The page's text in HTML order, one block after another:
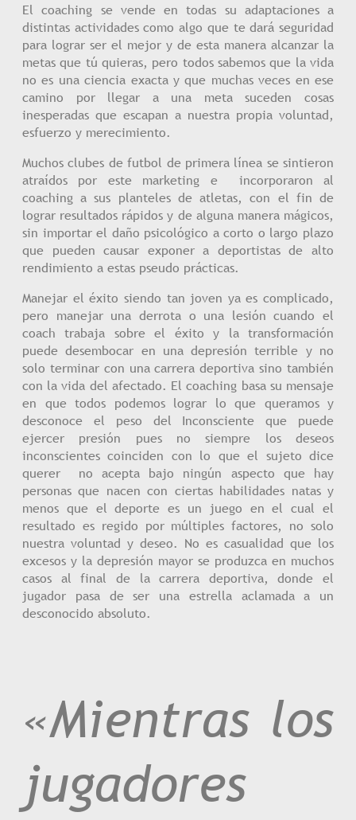
El coaching se vende en todas su adaptaciones a
distintas actividades como algo que te dará seguridad
para lograr ser el mejor y de esta manera alcanzar la
metas que tú quieras, pero todos sabemos que la vida
no es una ciencia exacta y que muchas veces en ese
camino por llegar a una meta suceden cosas
inesperadas que escapan a nuestra propia voluntad,
esfuerzo y merecimiento.
Muchos clubes de futbol de primera línea se sintieron
atraídos por este marketing e incorporaron al
coaching a sus planteles de atletas, con el fin de
lograr resultados rápidos y de alguna manera mágicos,
sin importar el daño psicológico a corto o largo plazo
que pueden causar exponer a deportistas de alto
rendimiento a estas pseudo prácticas.
Manejar el éxito siendo tan joven ya es complicado,
pero manejar una derrota o una lesión cuando el
coach trabaja sobre el éxito y la transformación
puede desembocar en una depresión terrible y no
solo terminar con una carrera deportiva sino también
con la vida del afectado. El coaching basa su mensaje
en que todos podemos lograr lo que queramos y
desconoce el peso del Inconsciente que puede
ejercer presión pues no siempre los deseos
inconscientes coinciden con lo que el sujeto dice
querer no acepta bajo ningún aspecto que hay
personas que nacen con ciertas habilidades natas y
menos que el deporte es un juego en el cual el
resultado es regido por múltiples factores, no solo
nuestra voluntad y deseo. No es casualidad que los
excesos y la depresión mayor se produzca en muchos
casos al final de la carrera deportiva, donde el
jugador pasa de ser una estrella aclamada a un
desconocido absoluto.
«Mientras los
jugadores